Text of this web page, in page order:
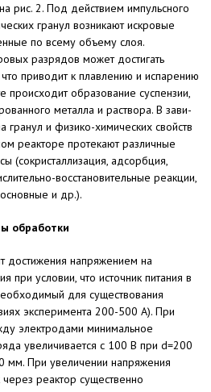
рис. 2. Под действием им­пульсного
гранул возникают искровые
по всему объему слоя.
разрядов может достигать
что приводит к плавлению и ис­парению
происходит образование суспен­зии,
металла и раствора. В зави­
гранул и физико-химических свойств
реакторе протекают различные
(сокристаллизация, адсорбция,
восстановительные реакции,
и др.).
обработки
дос­тижения напряжением на
при условии, что источник питания в
для суще­ствования
эксперимента 200-500 А). При
элект­родами минимальное
увеличивается с 100 В при d=200
При увеличении напряже­ния
реактор существенно